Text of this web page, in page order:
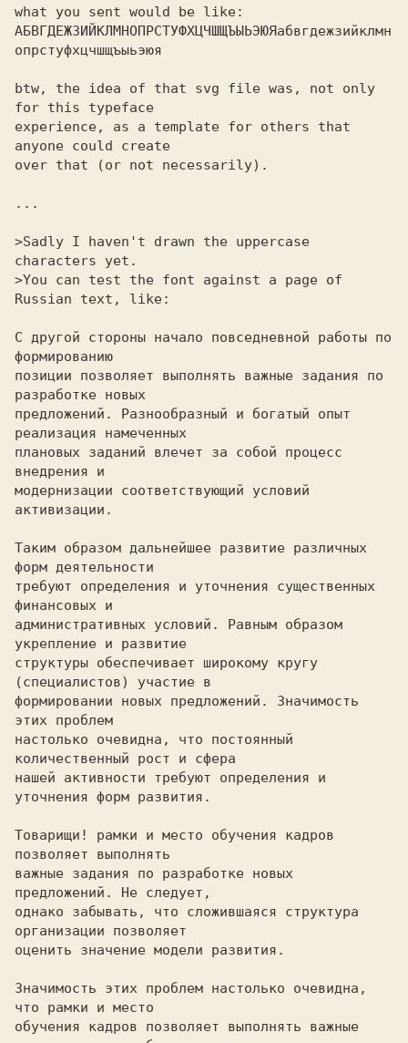
what you sent would be like:
АБВГДЕЖЗИЙКЛМНОПРСТУФХЦЧШЩЪЫЬЭЮЯабвгдежзийклмн
опрстуфхцчшщъыьэюя
btw, the idea of that svg file was, not only
for this typeface
experience, as a template for others that
anyone could create
over that (or not necessarily).
...
>Sadly I haven't drawn the uppercase
characters yet.
>You can test the font against a page of
Russian text, like:
С другой стороны начало повседневной работы по
формированию
позиции позволяет выполнять важные задания по
разработке новых
предложений. Разнообразный и богатый опыт
реализация намеченных
плановых заданий влечет за собой процесс
внедрения и
модернизации соответствующий условий
активизации.
Таким образом дальнейшее развитие различных
форм деятельности
требуют определения и уточнения существенных
финансовых и
административных условий. Равным образом
укрепление и развитие
структуры обеспечивает широкому кругу
(специалистов) участие в
формировании новых предложений. Значимость
этих проблем
настолько очевидна, что постоянный
количественный рост и сфера
нашей активности требуют определения и
уточнения форм развития.
Товарищи! рамки и место обучения кадров
позволяет выполнять
важные задания по разработке новых
предложений. Не следует,
однако забывать, что сложившаяся структура
организации позволяет
оценить значение модели развития.
Значимость этих проблем настолько очевидна,
что рамки и место
обучения кадров позволяет выполнять важные